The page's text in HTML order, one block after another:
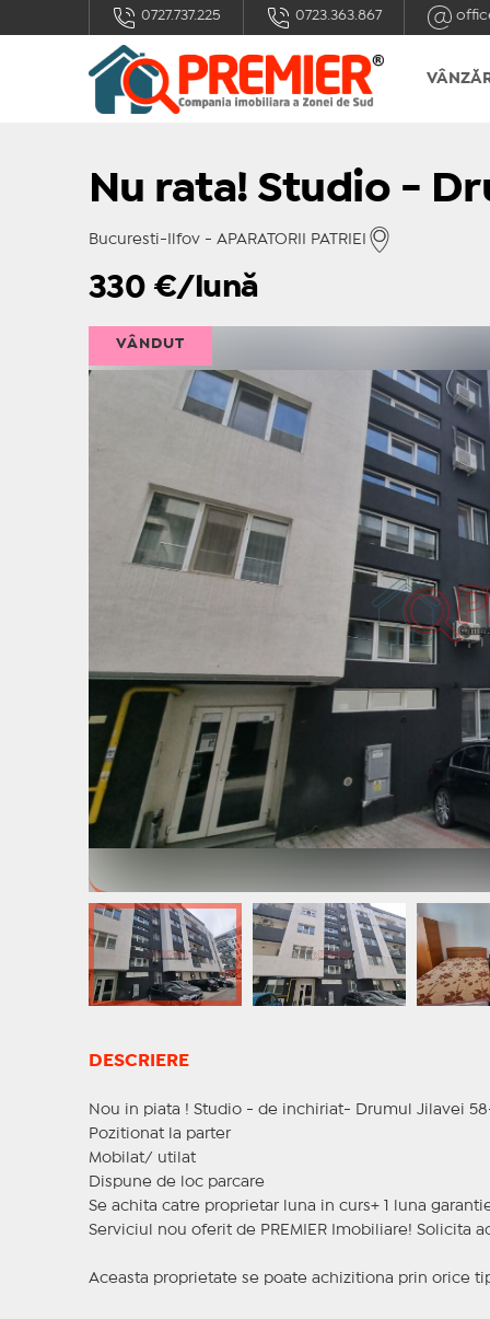
0727.737.225 0723.363.867
Nu rata! Studio -
Bucuresti-Ilfov - APARATORII PATRIEI
330 €/lună
VÂNDUT
DESCRIERE
Nou in piata ! Studio - de inchiriat- Drumul Jilavei
Pozitionat la parter
Mobilat/ utilat
Dispune de loc parcare
Se achita catre proprietar luna in curs+ 1 luna
Serviciul nou oferit de PREMIER Imobiliare! Solicita
Aceasta proprietate se poate achizitiona prin orice